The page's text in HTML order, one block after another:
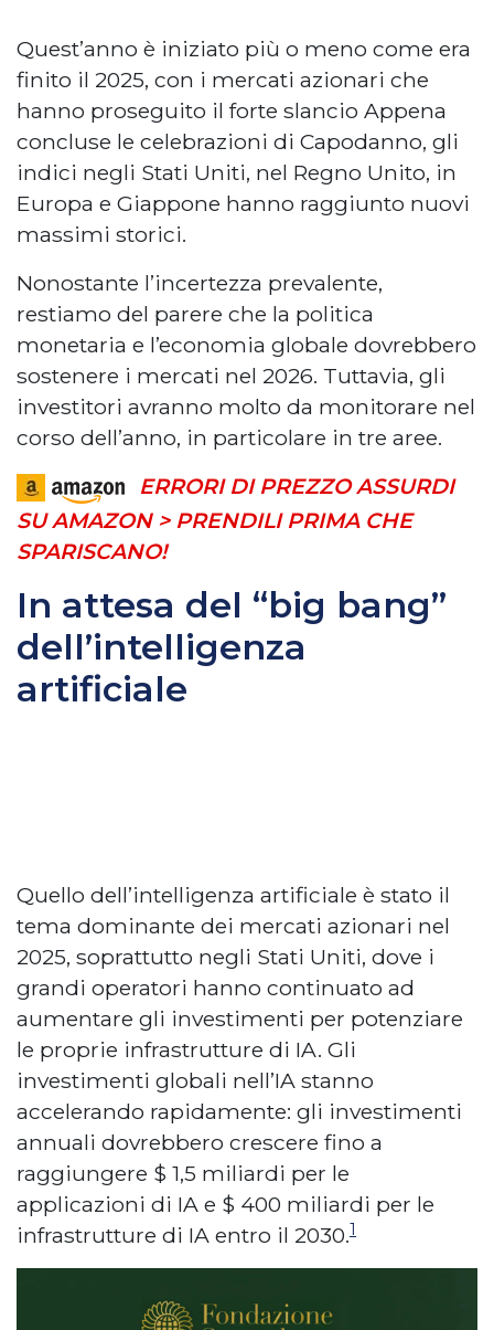
Quest’anno è iniziato più o meno come era
finito il 2025, con i mercati azionari che
hanno proseguito il forte slancio Appena
concluse le celebrazioni di Capodanno, gli
indici negli Stati Uniti, nel Regno Unito, in
Europa e Giappone hanno raggiunto nuovi
massimi storici.
Nonostante l’incertezza prevalente,
restiamo del parere che la politica
monetaria e l’economia globale dovrebbero
sostenere i mercati nel 2026. Tuttavia, gli
investitori avranno molto da monitorare nel
corso dell’anno, in particolare in tre aree.
ERRORI DI PREZZO ASSURDI
SU AMAZON > PRENDILI PRIMA CHE
SPARISCANO!
In attesa del “big bang”
dell’intelligenza
artificiale
Quello dell’intelligenza artificiale è stato il
tema dominante dei mercati azionari nel
2025, soprattutto negli Stati Uniti, dove i
grandi operatori hanno continuato ad
aumentare gli investimenti per potenziare
le proprie infrastrutture di IA. Gli
investimenti globali nell’IA stanno
accelerando rapidamente: gli investimenti
annuali dovrebbero crescere fino a
raggiungere $ 1,5 miliardi per le
applicazioni di IA e $ 400 miliardi per le
infrastrutture di IA entro il 2030.1